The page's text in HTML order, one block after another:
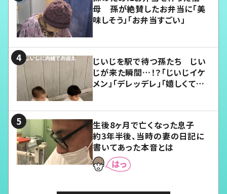
母 孫が絶賛したお弁当に「美
味しそう」「お弁当すごい」
じいじを駅で待つ孫たち じい
じが来た瞬間…！？「じいじイケ
メン」「デレッデレ」「嬉しくて可
生後8ヶ月で亡くなった息子
約3年半後、当時の妻の日記に
書いてあった本音とは